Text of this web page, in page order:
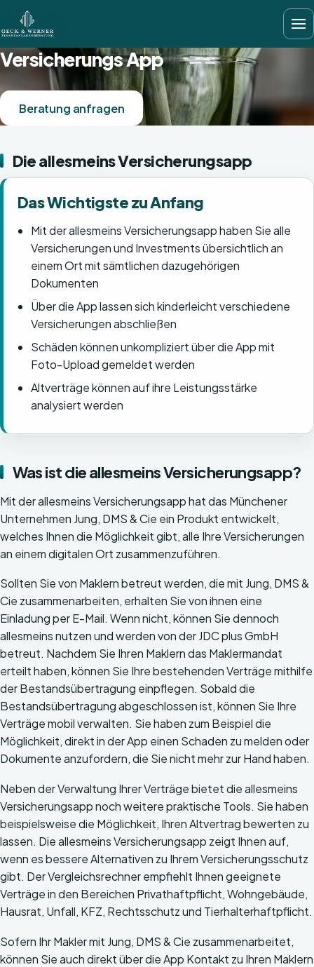
Versicherungs App
Beratung anfragen
Die allesmeins Versicherungsapp
Das Wichtigste zu Anfang
Mit der allesmeins Versicherungsapp haben Sie alle
Versicherungen und Investments übersichtlich an
einem Ort mit sämtlichen dazugehörigen
Dokumenten
Über die App lassen sich kinderleicht verschiedene
Versicherungen abschließen
Schäden können unkompliziert über die App mit
Foto-Upload gemeldet werden
Altverträge können auf ihre Leistungsstärke
analysiert werden
Was ist die allesmeins Versicherungsapp?
Mit der allesmeins Versicherungsapp hat das Münchener
Unternehmen Jung, DMS & Cie ein Produkt entwickelt,
welches Ihnen die Möglichkeit gibt, alle Ihre Versicherungen
an einem digitalen Ort zusammenzuführen.
Sollten Sie von Maklern betreut werden, die mit Jung, DMS &
Cie zusammenarbeiten, erhalten Sie von ihnen eine
Einladung per E-Mail. Wenn nicht, können Sie dennoch
allesmeins nutzen und werden von der JDC plus GmbH
betreut. Nachdem Sie Ihren Maklern das Maklermandat
erteilt haben, können Sie Ihre bestehenden Verträge mithilfe
der Bestandsübertragung einpflegen. Sobald die
Bestandsübertragung abgeschlossen ist, können Sie Ihre
Verträge mobil verwalten. Sie haben zum Beispiel die
Möglichkeit, direkt in der App einen Schaden zu melden oder
Dokumente anzufordern, die Sie nicht mehr zur Hand haben.
Neben der Verwaltung Ihrer Verträge bietet die allesmeins
Versicherungsapp noch weitere praktische Tools. Sie haben
beispielsweise die Möglichkeit, Ihren Altvertrag bewerten zu
lassen. Die allesmeins Versicherungsapp zeigt Ihnen auf,
wenn es bessere Alternativen zu Ihrem Versicherungsschutz
gibt. Der Vergleichsrechner empfiehlt Ihnen geeignete
Verträge in den Bereichen Privathaftpflicht, Wohngebäude,
Hausrat, Unfall, KFZ, Rechtsschutz und Tierhalterhaftpflicht.
Sofern Ihr Makler mit Jung, DMS & Cie zusammenarbeitet,
können Sie auch direkt über die App Kontakt zu Ihren Maklern